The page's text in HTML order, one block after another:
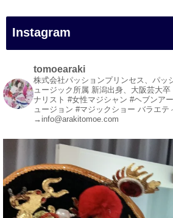
#白浜町
#変面ショー
#イベント
#宴会
#余興
1 3 X
マジシャン派遣 パッション
@comedy_illusion · 7 8月
お疲れ様です
ブログ更新しました
Instagram
tomoearaki
株式会社パッションプリンセス、パ
ュージック所属 新潟出身、大阪芸大卒
ナリスト #女性マジシャン #ヘブンア
ュージョン #マジックショー バラエテ
→info@arakitomoe.com